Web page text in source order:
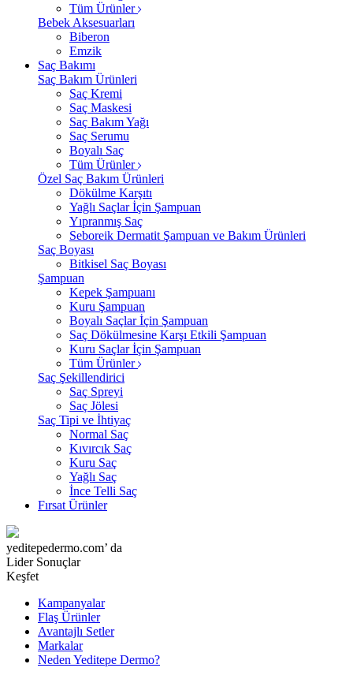
Tüm Ürünler
Bebek Aksesuarları
Biberon
Emzik
Saç Bakımı
Saç Bakım Ürünleri
Saç Kremi
Saç Maskesi
Saç Bakım Yağı
Saç Serumu
Boyalı Saç
Tüm Ürünler
Özel Saç Bakım Ürünleri
Dökülme Karşıtı
Yağlı Saçlar İçin Şampuan
Yıpranmış Saç
Seboreik Dermatit Şampuan ve Bakım Ürünleri
Saç Boyası
Bitkisel Saç Boyası
Şampuan
Kepek Şampuanı
Kuru Şampuan
Boyalı Saçlar İçin Şampuan
Saç Dökülmesine Karşı Etkili Şampuan
Kuru Saçlar İçin Şampuan
Tüm Ürünler
Saç Şekillendirici
Saç Spreyi
Saç Jölesi
Saç Tipi ve İhtiyaç
Normal Saç
Kıvırcık Saç
Kuru Saç
Yağlı Saç
İnce Telli Saç
Fırsat Ürünler
yeditepedermo.com’ da
Lider Sonuçlar
Keşfet
Kampanyalar
Flaş Ürünler
Avantajlı Setler
Markalar
Neden Yeditepe Dermo?